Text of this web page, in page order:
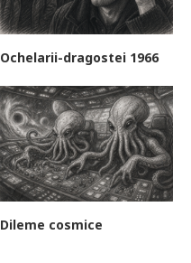
Ochelarii-dragostei 1966
Dileme cosmice